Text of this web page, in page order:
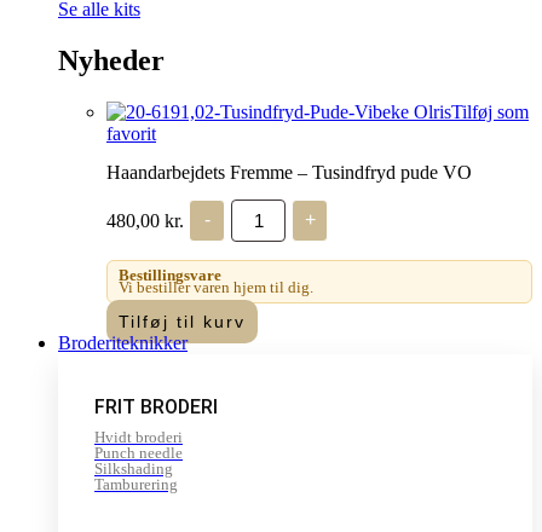
Se alle kits
Nyheder
Tilføj som
favorit
Haandarbejdets Fremme – Tusindfryd pude VO
480,00 kr. -
Haandarbejdets
Fremme
-
Tusindfryd
pude
VO
antal
+
Bestillingsvare
Vi bestiller varen hjem til dig.
Tilføj til kurv
Broderiteknikker
FRIT BRODERI
Hvidt broderi
Punch needle
Silkshading
Tamburering